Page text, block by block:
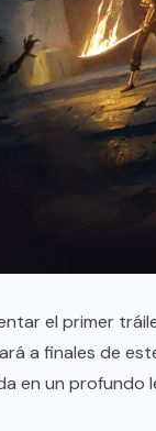
el primer
a finales de
en un profundo